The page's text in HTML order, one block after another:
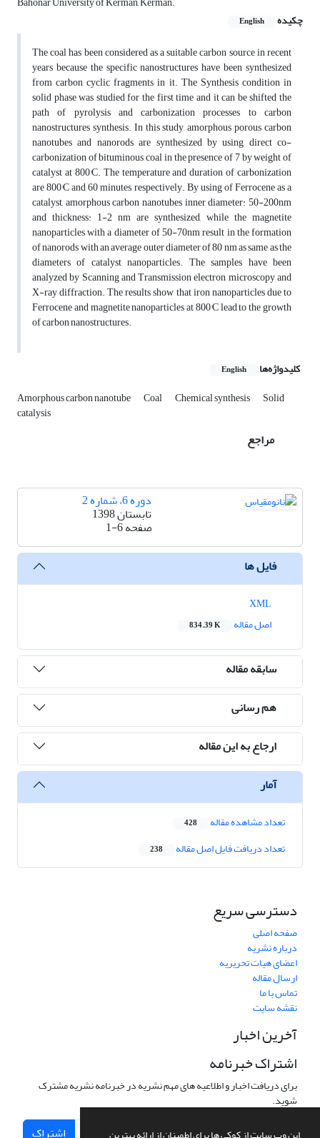
چکیده
English
The coal has been considered as a suitable carbon source in recent
years because the specific nanostructures have been synthesized
from carbon cyclic fragments in it. The Synthesis condition in
solid phase was studied for the first time and it can be shifted the
path of pyrolysis and carbonization processes to carbon
nanostructures synthesis. In this study, amorphous porous carbon
nanotubes and nanorods are synthesized by using direct co-
carbonization of bituminous coal in the presence of 7 by weight of
catalyst at 800°C. The temperature and duration of carbonization
are 800°C and 60 minutes, respectively. By using of Ferrocene as a
catalyst, amorphous carbon nanotubes inner diameter: 50-200nm
and thickness: 1-2 nm are synthesized, while the magnetite
nanoparticles with a diameter of 50-70nm result in the formation
of nanorods with an average outer diameter of 80 nm as same as the
diameters of catalyst nanoparticles. The samples have been
analyzed by Scanning and Transmission electron microscopy and
X-ray diffraction. The results show that iron nanoparticles due to
Ferrocene and magnetite nanoparticles at 800°C lead to the growth
of carbon nanostructures.
کلیدواژه‌ها English
Amorphous carbon nanotube Coal Chemical synthesis Solid
catalysis
مراجع
دوره 6، شماره 2
تابستان 1398
صفحه1-6
فایل ها
اصل مقاله
834.39 K
سابقه مقاله
هم رسانی
ارجاع به این مقاله
آمار
تعداد مشاهده مقاله 428
تعداد دریافت فایل اصل مقاله 238
دسترسی سریع
صفحه اصلی
درباره نشریه
اعضای هیات تحریریه
ارسال مقاله
تماس با ما
نقشه سایت
آخرین اخبار
اشتراک خبرنامه
برای دریافت اخبار و اطلاعیه های مهم نشریه در خبرنامه نشریه مشترک
شوید.
اشتراک